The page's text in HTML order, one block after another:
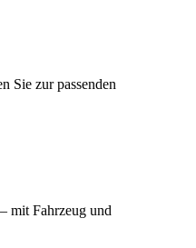
Sie zur passenden
mit Fahrzeug und